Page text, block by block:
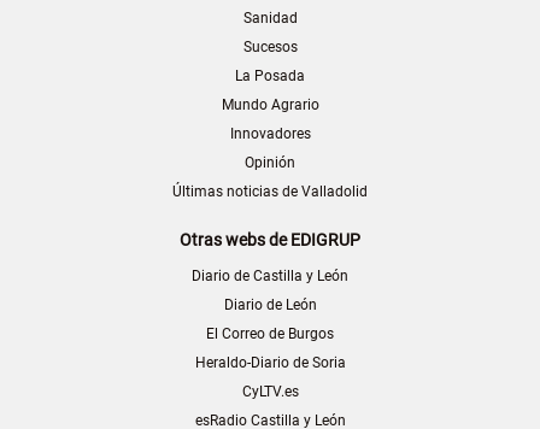
Sanidad
Sucesos
La Posada
Mundo Agrario
Innovadores
Opinión
Últimas noticias de Valladolid
Otras webs de EDIGRUP
Diario de Castilla y León
Diario de León
El Correo de Burgos
Heraldo-Diario de Soria
CyLTV.es
esRadio Castilla y León